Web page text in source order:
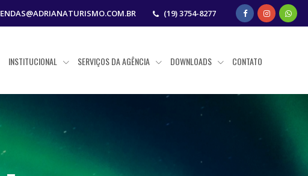
(19) 3754-8277
INSTITUCIONAL SERVIÇOS DA AGÊNCIA DOWNLOADS CONTATO